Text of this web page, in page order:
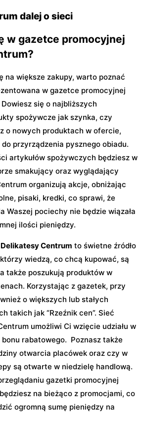
dalej o sieci
w gazetce promocyjnej
na większe zakupy, warto poznać
w gazetce promocyjnej
się o najbliższych
spożywcze jak szynka, czy
o nowych produktach w ofercie,
przyrządzenia pysznego obiadu.
artykułów spożywczych będziesz w
smakujący oraz wyglądający
organizują akcje, obniżając
pisaki, kredki, co sprawi, że
Waszej pociechy nie będzie wiązała
ilości pieniędzy.
Centrum to świetne źródło
wiedzą, co chcą kupować, są
także poszukują produktów w
Korzystając z gazetek, przy
o większych lub stałych
takich jak “Rzeźnik cen”. Sieć
umożliwi Ci wzięcie udziału w
rabatowego. Poznasz także
otwarcia placówek oraz czy w
są otwarte w niedzielę handlową.
gazetki promocyjnej
na bieżąco z promocjami, co
ogromną sumę pieniędzy na